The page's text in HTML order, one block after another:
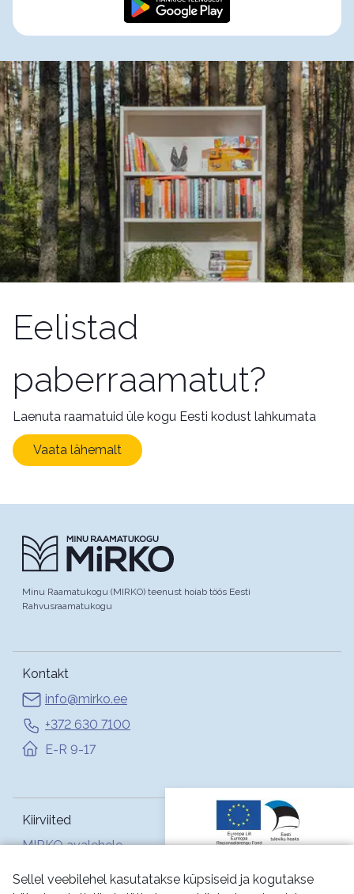
Sellel veebilehel kasutatakse küpsiseid ja kogutakse
Eelistad
paberraamatut?
Laenuta raamatuid üle kogu Eesti kodust lahkumata
Vaata lähemalt
Minu Raamatukogu (MIRKO) teenust hoiab töös Eesti
Rahvusraamatukogu
Kontakt
info@mirko.ee
+372 630 7100
E-R 9-17
Kiirviited
MIRKO avalehele
Abi